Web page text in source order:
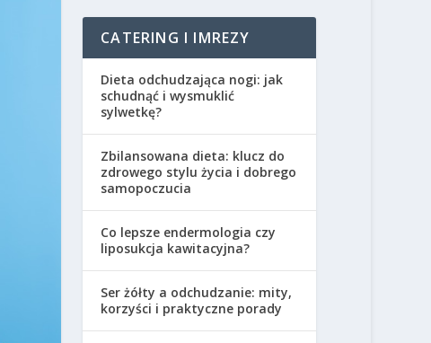
CATERING I IMREZY
Dieta odchudzająca nogi: jak
schudnąć i wysmuklić
sylwetkę?
Zbilansowana dieta: klucz do
zdrowego stylu życia i dobrego
samopoczucia
Co lepsze endermologia czy
liposukcja kawitacyjna?
Ser żółty a odchudzanie: mity,
korzyści i praktyczne porady